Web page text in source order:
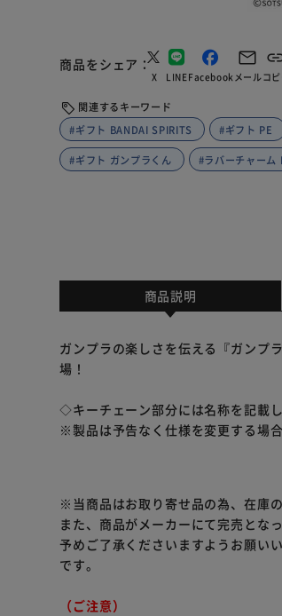
商品をシェア
X LINEFacebook メールコ
関連するキーワード
#ギフト BANDAI SPIRITS
#ギフト PE
#ギフト ガンプラくん #ラバーチャーム
商品説明
ガンプラの楽しさを伝える『ガンプ
場！
◇キーチェーン部分には名称を記載
※製品は予告なく仕様を変更する場
※当商品はお取り寄せ品の為、在庫
また、商品がメーカーにて完売とな
予めご了承くださいますようお願い
です。
（ご注意）